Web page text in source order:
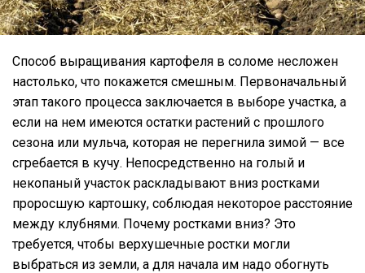
Способ выращивания картофеля в соломе несложен
настолько, что покажется смешным. Первоначальный
этап такого процесса заключается в выборе участка, а
если на нем имеются остатки растений с прошлого
сезона или мульча, которая не перегнила зимой — все
сгребается в кучу. Непосредственно на голый и
некопаный участок раскладывают вниз ростками
проросшую картошку, соблюдая некоторое расстояние
между клубнями. Почему ростками вниз? Это
требуется, чтобы верхушечные ростки могли
выбраться из земли, а для начала им надо обогнуть